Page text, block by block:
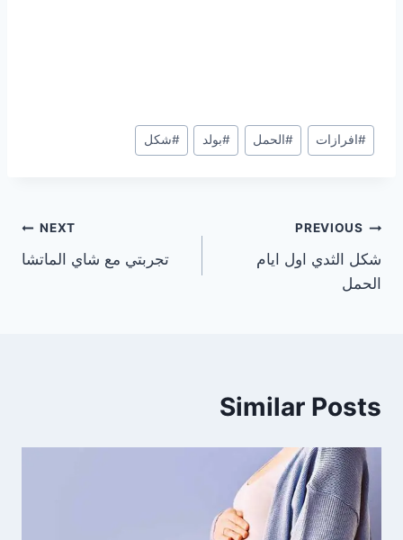
Post
Tags:
#افرازات #الحمل #بولد #شكل
تصفّح
المقالات
PREVIOUS
شكل الثدي اول ايام
الحمل
NEXT
تجربتي مع شاي الماتشا
Similar Posts